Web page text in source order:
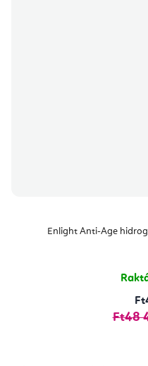
Enlight Anti-Age
Ft48